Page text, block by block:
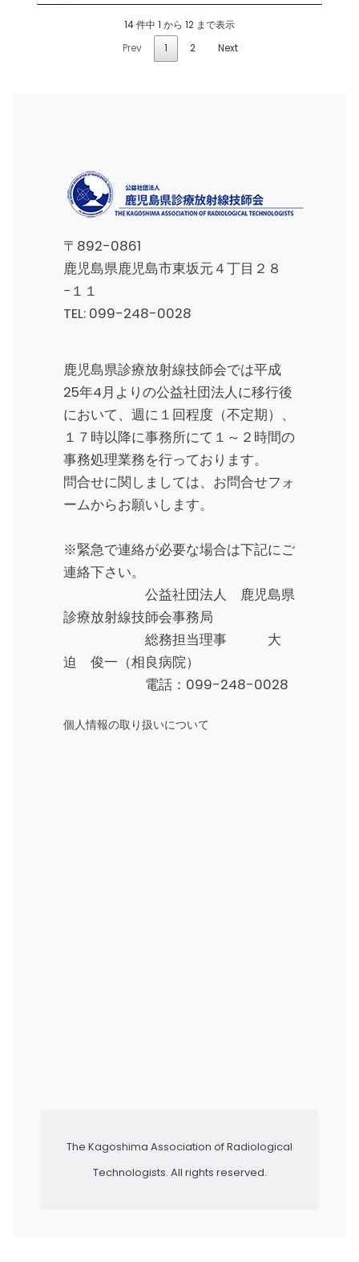
14 件中 1 から 12 まで表示
Prev
1 2 Next
〒892-0861
鹿児島県鹿児島市東坂元４丁目２８
−１１
TEL: 099-248-0028
鹿児島県診療放射線技師会では平成
25年4月よりの公益社団法人に移行後
において、週に１回程度（不定期）、
１７時以降に事務所にて１～２時間の
事務処理業務を行っております。
問合せに関しましては、 お問合せフォ
ームからお願いします。
※緊急で連絡が必要な場合は下記にご
連絡下さい。
公益社団法人 鹿児島県
診療放射線技師会事務局
総務担当理事 大
迫 俊一（相良病院）
電話： 099-248-0028
個人情報の取り扱いについて
The Kagoshima Association of Radiological
Technologists. All rights reserved.